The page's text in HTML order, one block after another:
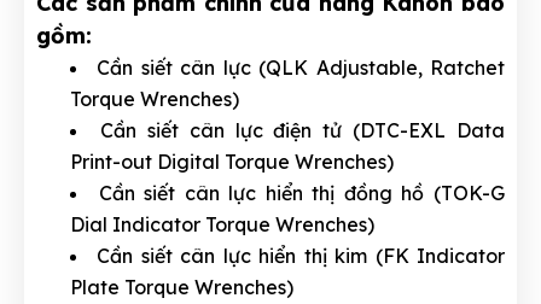
gồm:
Cần siết cân lực (QLK Adjustable, Ratchet
Torque Wrenches)
Cần siết cân lực điện tử (DTC-EXL Data
Print-out Digital Torque Wrenches)
Cần siết cân lực hiển thị đồng hồ (TOK-G
Dial Indicator Torque Wrenches)
Cần siết cân lực hiển thị kim (FK Indicator
Plate Torque Wrenches)